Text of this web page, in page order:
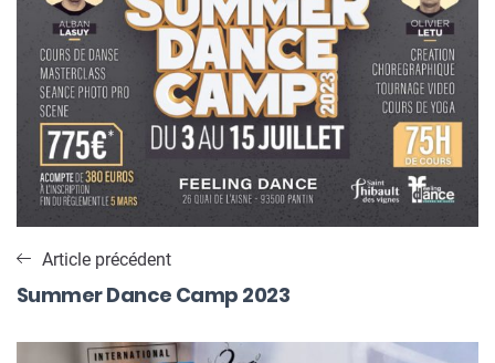
Article précédent
Summer Dance Camp 2023